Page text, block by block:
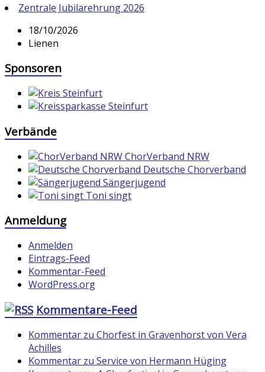
Zentrale Jubilarehrung 2026
18/10/2026
Lienen
Sponsoren
Verbände
ChorVerband NRW
Deutsche Chorverband
Sängerjugend
Toni singt
Anmeldung
Anmelden
Eintrags-Feed
Kommentar-Feed
WordPress.org
Kommentare-Feed
Kommentar zu Chorfest in Gravenhorst von Vera
Achilles
Kommentar zu Service von Hermann Hüging